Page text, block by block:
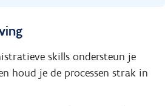
skills ondersteun je
houd je de processen strak in